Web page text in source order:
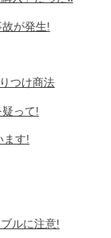
が発生!
つけ商法
って!
ます!
ルに注意!